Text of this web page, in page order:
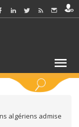
algériens admise